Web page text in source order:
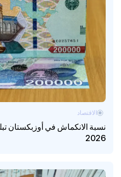
2026
الاقتصاد